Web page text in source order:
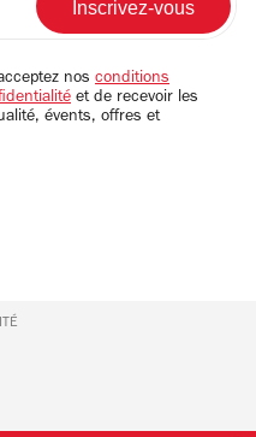
nos conditions
et de recevoir les
évents, offres et